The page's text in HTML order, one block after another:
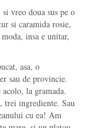
vreo doua sus pe o
si caramida rosie,
insa e unitar,
asa, o
sau de provincie.
la gramada.
trei ingrediente. Sau
cu ea! Am